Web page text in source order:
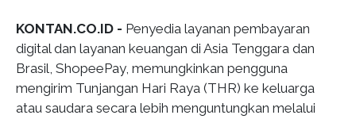
KONTAN.CO.ID - Penyedia layanan pembayaran
digital dan layanan keuangan di Asia Tenggara dan
Brasil, ShopeePay, memungkinkan pengguna
mengirim Tunjangan Hari Raya (THR) ke keluarga
atau saudara secara lebih menguntungkan melalui